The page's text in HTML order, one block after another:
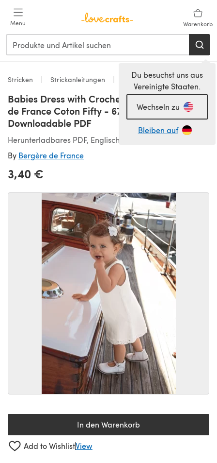
Menu Warenkorb
Du besuchst uns aus
Vereinigte Staaten.
Wechseln zu
Bleiben auf
Stricken Strickanleitungen Kleider
Babies Dress with Crochet Border in Bergere
de France Coton Fifty - 67531-22 -
Downloadable PDF
Herunterladbares PDF, Englisch
By Bergère de France
3,40 €
In den Warenkorb
Add to WishlistView